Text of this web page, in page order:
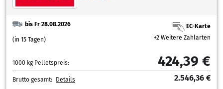
bis Fr 28.08.2026
(in 15 Tagen)
EC-Karte
+2 Weitere Zahlarten
1000 kg Pelletspreis: 424,39 €
Brutto gesamt: Details 2.546,36 €